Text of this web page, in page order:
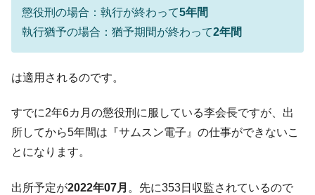
『Money1』
【対日本円】ウォン安が急進！ 日米の協調
に韓国がいっちょがみしたのでは。
『Money1』
韓国政府『BYD』車への補助金を全廃 ⇒ 実
は韓国で『BYD』車は売れている。6カ月で対前年同期比
1.9倍！
『Money1』
在韓米国大使スティールが着韓！⇒ さっそ
く空港に詰めかけ「出て行け！」「極右勢力」のプラカー
ドを掲げる「在韓反米勢力」
懲役刑の場合：執行が終わって5年間
執行猶予の場合：猶予期間が終わって2年間
は適用されるのです。
すでに2年6カ月の懲役刑に服している李会長ですが、出
所してから5年間は『サムスン電子』の仕事ができないこ
とになります。
出所予定が2022年07月 。先に353日収監されているので